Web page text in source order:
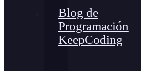
Blog de
Programación
KeepCoding